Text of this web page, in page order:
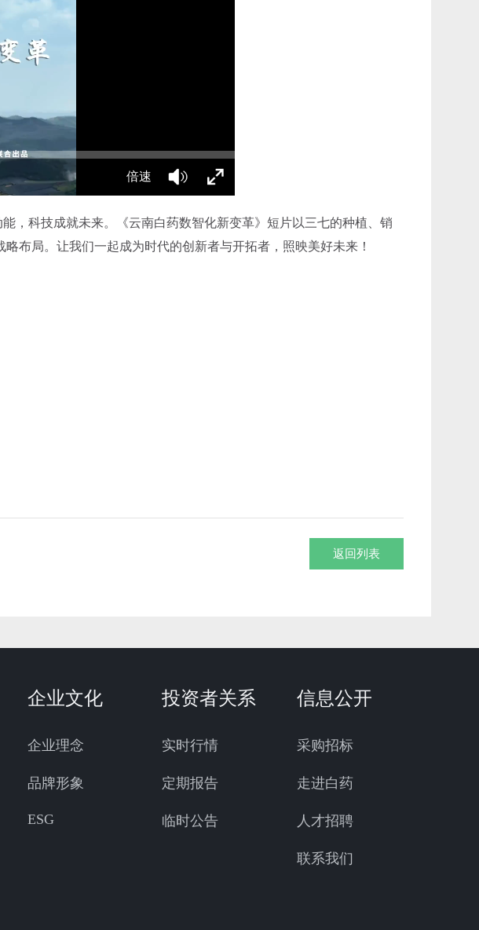
倍速
，科技成就未来。《云南白药数智化新变革》短片以三七的种植、销
布局。让我们一起成为时代的创新者与开拓者，照映美好未来！
返回列表
企业文化
企业理念
品牌形象
ESG
投资者关系
实时行情
定期报告
临时公告
信息公开
采购招标
走进白药
人才招聘
联系我们